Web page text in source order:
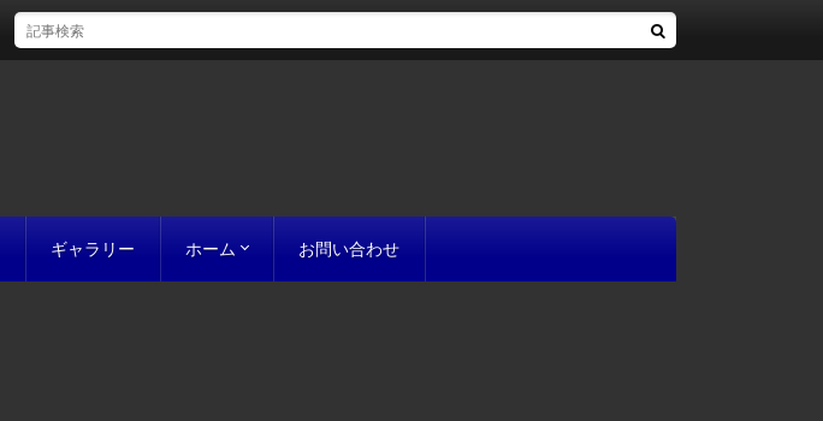
ギャラリー ホーム お問い合わせ